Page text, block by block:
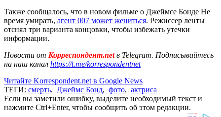
Также сообщалось, что в новом фильме о Джеймсе Бонде Не
время умирать, агент 007 может жениться. Режиссер ленты
отснял три варианта концовки, чтобы избежать утечки
информации.
Новости от Корреспондент.netв Telegram. Подписывайтесь
на наш канал https://t.me/korrespondentnet
Читайте Korrespondent.net в Google News
ТЕГИ: смерть, Джеймс Бонд, фото, актриса
Если вы заметили ошибку, выделите необходимый текст и
нажмите Ctrl+Enter, чтобы сообщить об этом редакции.